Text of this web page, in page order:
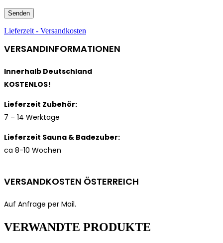
Lieferzeit - Versandkosten
VERSANDINFORMATIONEN
Innerhalb Deutschland
KOSTENLOS!
Lieferzeit Zubehör:
7 – 14 Werktage
Lieferzeit Sauna & Badezuber:
ca 8-10 Wochen
VERSANDKOSTEN ÖSTERREICH
Auf Anfrage per Mail.
VERWANDTE PRODUKTE